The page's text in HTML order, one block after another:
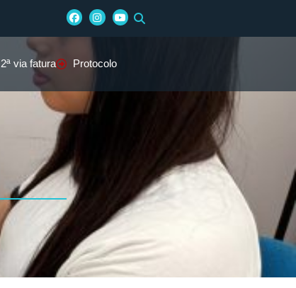
2ª via fatura Protocolo